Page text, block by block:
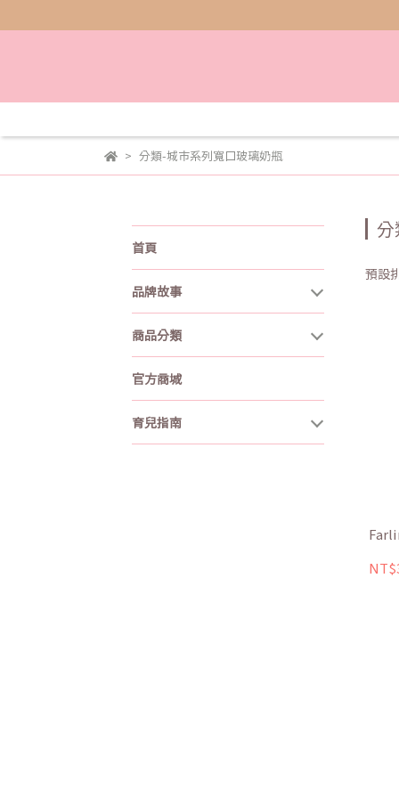
分類-城市系列寬口玻璃奶瓶
首頁
品牌故事
商品分類
官方商城
育兒指南
預設